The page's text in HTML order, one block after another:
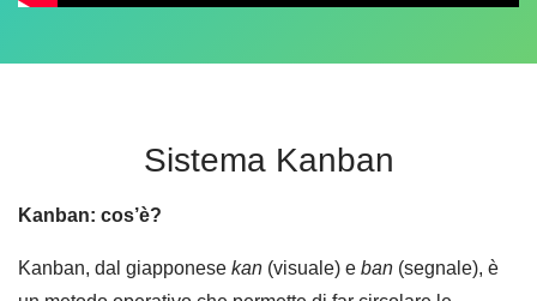
Sistema Kanban
Kanban: cos’è?
Kanban, dal giapponese kan (visuale) e ban (segnale), è